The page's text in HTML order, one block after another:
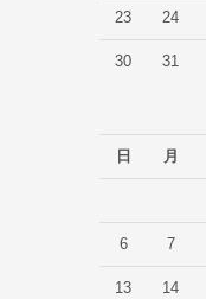
23 24
30 31
日
月
6 7
13 14